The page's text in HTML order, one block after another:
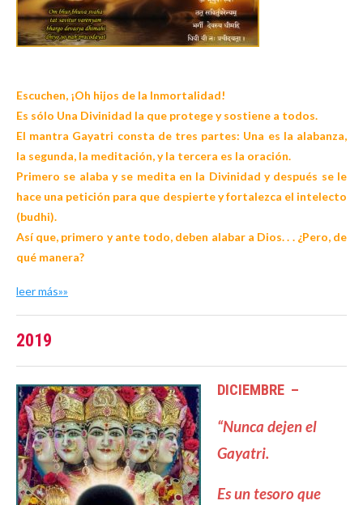
Escuchen, ¡Oh hijos de la Inmortalidad!
Es sólo Una Divinidad la que protege y sostiene a todos.
El mantra Gayatri consta de tres partes: Una es la alabanza,
la segunda, la meditación, y la tercera es la oración.
Primero se alaba y se medita en la Divinidad y después se le
hace una petición para que despierte y fortalezca el intelecto
(budhi).
Así que, primero y ante todo, deben alabar a Dios. . . ¿Pero, de
qué manera?
leer más»»
2019
DICIEMBRE –
“Nunca dejen el
Gayatri.
Es un tesoro que